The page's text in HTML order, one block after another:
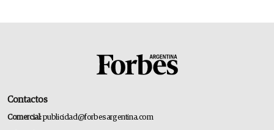
Contactos
Comercial:publicidad@forbesargentina.com